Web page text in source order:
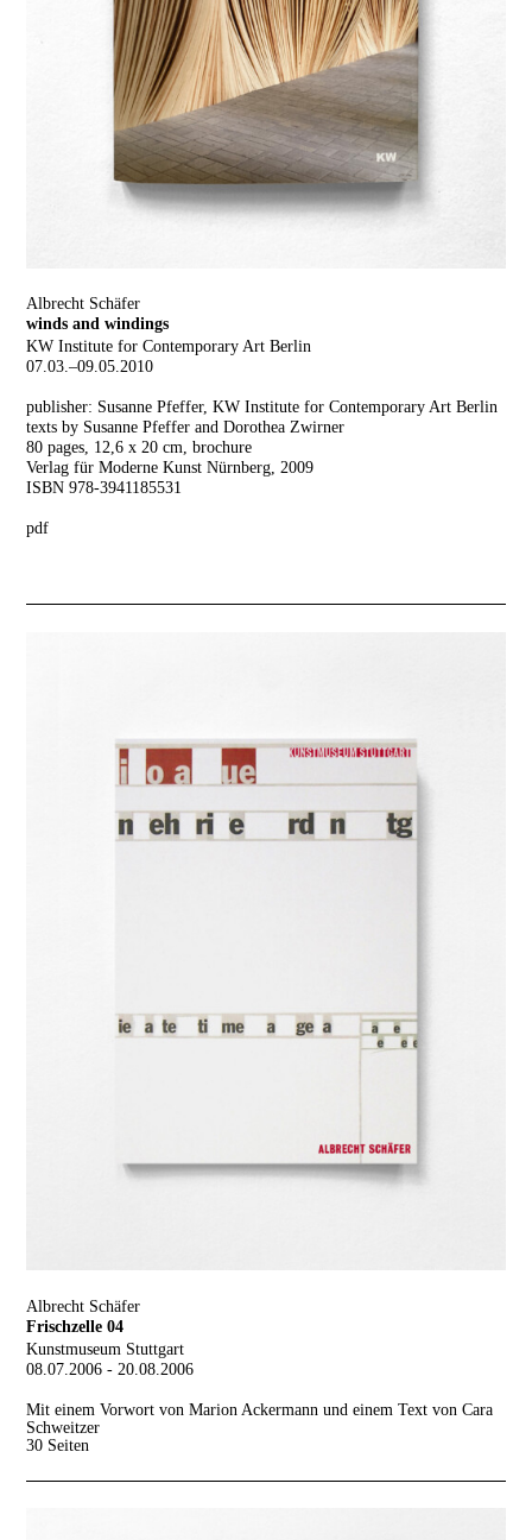
Albrecht Schäfer
winds and windings
KW Institute for Contemporary Art Berlin
07.03.–09.05.2010
publisher: Susanne Pfeffer, KW Institute for Contemporary Art Berlin
texts by Susanne Pfeffer and Dorothea Zwirner
80 pages, 12,6 x 20 cm, brochure
Verlag für Moderne Kunst Nürnberg, 2009
ISBN 978-3941185531
pdf
Albrecht Schäfer
Frischzelle 04
Kunstmuseum Stuttgart
08.07.2006 - 20.08.2006
Mit einem Vorwort von Marion Ackermann und einem Text von Cara
Schweitzer
30 Seiten